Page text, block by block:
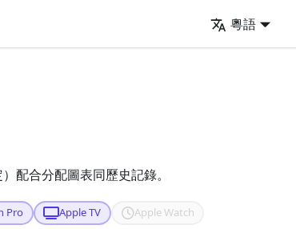
粵語
配合分配圖表同歷史記錄。
Pro Apple TV Apple Watch